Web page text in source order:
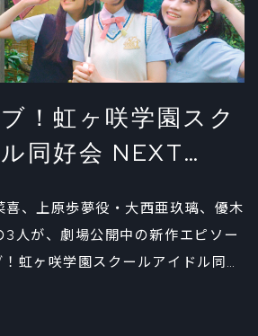
！虹ヶ咲学園スク
同好会 NEXT
語る「ニジガク」
から③
喜、上原歩夢役・大西亜玖璃、優木
人が、劇場公開中の新作エピソー
虹ヶ咲学園スクールアイドル同好